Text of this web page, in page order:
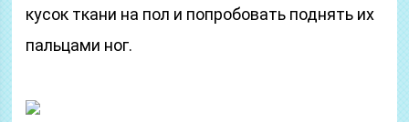
кусок ткани на пол и попробовать поднять их
пальцами ног.